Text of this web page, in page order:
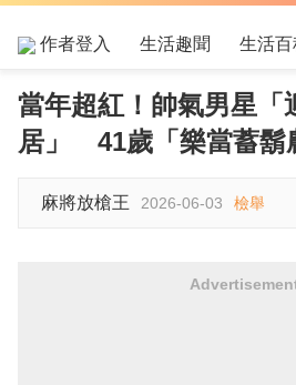
作者登入 生活趣聞 生活百
當年超紅！帥氣男星「
居」 41歲「樂當蓄鬍
麻將放槍王 2026-06-03 檢舉